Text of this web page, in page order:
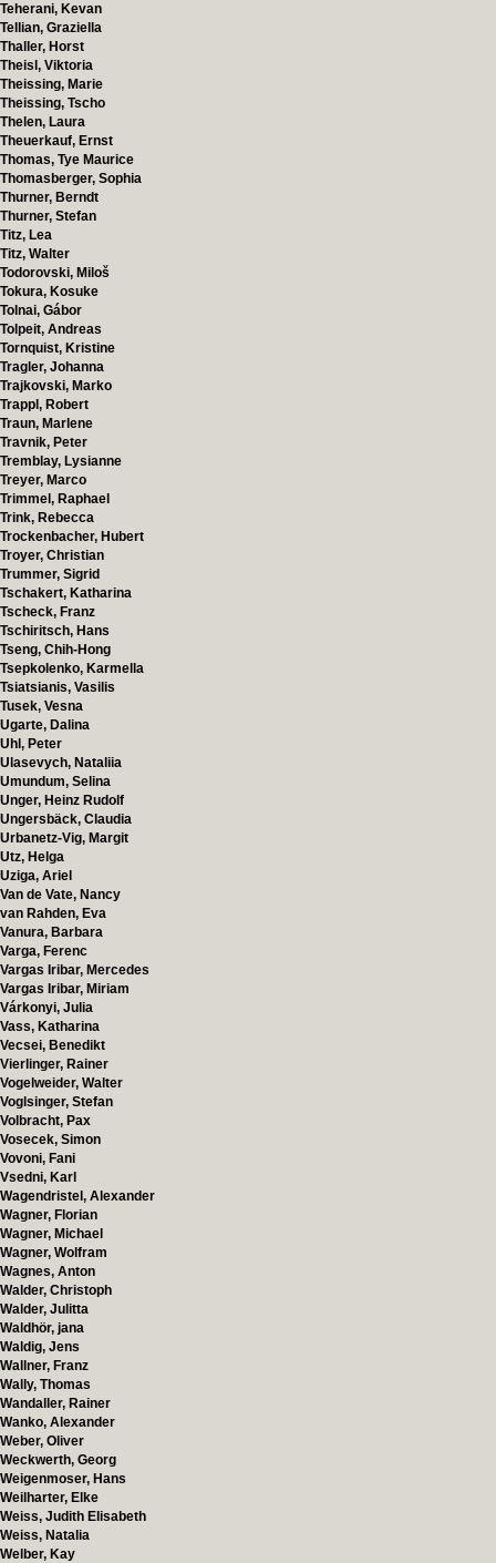
Teherani, Kevan
Tellian, Graziella
Thaller, Horst
Theisl, Viktoria
Theissing, Marie
Theissing, Tscho
Thelen, Laura
Theuerkauf, Ernst
Thomas, Tye Maurice
Thomasberger, Sophia
Thurner, Berndt
Thurner, Stefan
Titz, Lea
Titz, Walter
Todorovski, Miloš
Tokura, Kosuke
Tolnai, Gábor
Tolpeit, Andreas
Tornquist, Kristine
Tragler, Johanna
Trajkovski, Marko
Trappl, Robert
Traun, Marlene
Travnik, Peter
Tremblay, Lysianne
Treyer, Marco
Trimmel, Raphael
Trink, Rebecca
Trockenbacher, Hubert
Troyer, Christian
Trummer, Sigrid
Tschakert, Katharina
Tscheck, Franz
Tschiritsch, Hans
Tseng, Chih-Hong
Tsepkolenko, Karmella
Tsiatsianis, Vasilis
Tusek, Vesna
Ugarte, Dalina
Uhl, Peter
Ulasevych, Nataliia
Umundum, Selina
Unger, Heinz Rudolf
Ungersbäck, Claudia
Urbanetz-Vig, Margit
Utz, Helga
Uziga, Ariel
Van de Vate, Nancy
van Rahden, Eva
Vanura, Barbara
Varga, Ferenc
Vargas Iribar, Mercedes
Vargas Iribar, Miriam
Várkonyi, Julia
Vass, Katharina
Vecsei, Benedikt
Vierlinger, Rainer
Vogelweider, Walter
Voglsinger, Stefan
Volbracht, Pax
Vosecek, Simon
Vovoni, Fani
Vsedni, Karl
Wagendristel, Alexander
Wagner, Florian
Wagner, Michael
Wagner, Wolfram
Wagnes, Anton
Walder, Christoph
Walder, Julitta
Waldhör, jana
Waldig, Jens
Wallner, Franz
Wally, Thomas
Wandaller, Rainer
Wanko, Alexander
Weber, Oliver
Weckwerth, Georg
Weigenmoser, Hans
Weilharter, Elke
Weiss, Judith Elisabeth
Weiss, Natalia
Welber, Kay